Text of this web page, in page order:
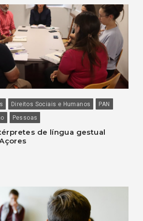
Direitos Sociais e Humanos
PAN
Pessoas
de língua gestual